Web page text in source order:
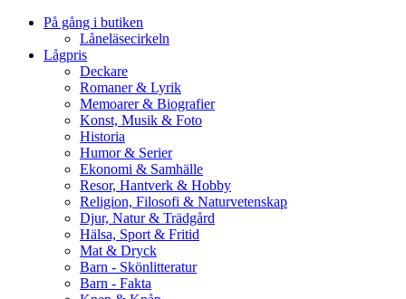
På gång i butiken
Låneläsecirkeln
Lågpris
Deckare
Romaner & Lyrik
Memoarer & Biografier
Konst, Musik & Foto
Historia
Humor & Serier
Ekonomi & Samhälle
Resor, Hantverk & Hobby
Religion, Filosofi & Naturvetenskap
Djur, Natur & Trädgård
Hälsa, Sport & Fritid
Mat & Dryck
Barn - Skönlitteratur
Barn - Fakta